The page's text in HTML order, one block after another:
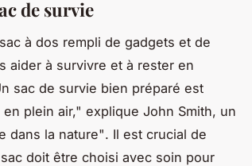
de survie
à dos rempli de gadgets et de
aider à survivre et à rester en
sac de survie bien préparé est
plein air," explique John Smith, un
dans la nature". Il est crucial de
doit être choisi avec soin pour